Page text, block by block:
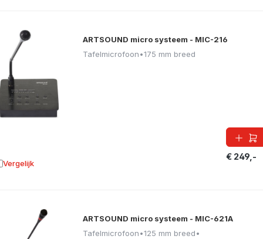
ARTSOUND micro systeem - MIC-216
Tafelmicrofoon•175 mm breed
€ 249,-
Vergelijk aan vergelijking
ARTSOUND micro systeem - MIC-621A
Tafelmicrofoon•125 mm breed•